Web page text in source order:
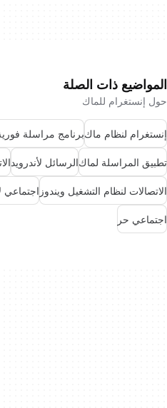
المواضيع ذات الصلة
حول إنستغرام للماك
إنستغرام لنظام ماكبرنامج مراسلة
تطبيق المراسلة لماكالرسائل لأندرويد
الاتصالات لنظام التشغيل ويندوز اجتماعي
اجتماعي حر